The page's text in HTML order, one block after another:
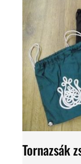
Tornazsák